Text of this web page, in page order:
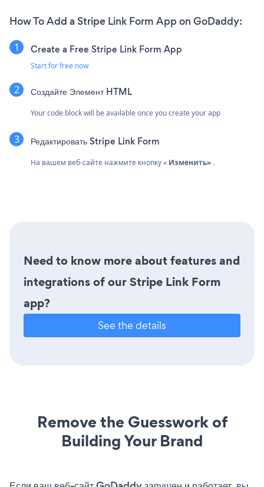
How To Add a Stripe Link Form App on GoDaddy:
Create a Free Stripe Link Form App
Start for free now
Создайте Элемент HTML
Your code block will be available once you create your app
Редактировать Stripe Link Form
На вашем веб-сайте нажмите кнопку « Изменить» .
Need to know more about features and
integrations of our Stripe Link Form
app?
See the details
Remove the Guesswork of
Building Your Brand